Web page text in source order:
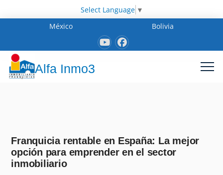
Select Language ▼
México
Bolivia
Alfa Inmo3
Franquicia rentable en España: La mejor
opción para emprender en el sector
inmobiliario